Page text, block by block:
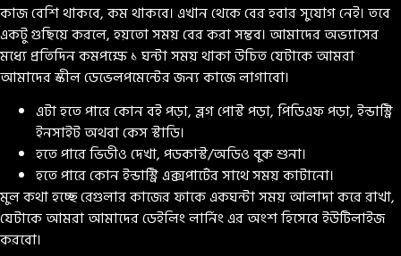
কাজ বেশি থাকবে, কম থাকবে। এখান থেকে বের হবার সুযোগ নেই। তবে
একটু গুছিয়ে করলে, হয়তো সময় বের করা সম্ভব। আমাদের অভ্যাসের
মধ্যে প্রতিদিন কমপক্ষে ১ ঘন্টা সময় থাকা উচিত যেটাকে আমরা
আমাদের স্কীল ডেভেলপমেন্টের জন্য কাজে লাগাবো।
এটা হতে পারে কোন বই পড়া, ব্লগ পোস্ট পড়া, পিডিএফ পড়া, ইন্ডাস্ট্রি
ইনসাইট অথবা কেস স্টাডি।
হতে পারে ভিডীও দেখা, পডকাস্ট/অডিও বুক শুনা।
হতে পারে কোন ইন্ডাস্ট্রি এক্সপার্টের সাথে সময় কাটানো।
মুল কথা হচ্ছে রেগুলার কাজের ফাকে একঘন্টা সময় আলাদা করে রাখা,
যেটাকে আমরা আমাদের ডেইলিং লার্নিং এর অংশ হিসেবে ইউটিলাইজ
করবো।